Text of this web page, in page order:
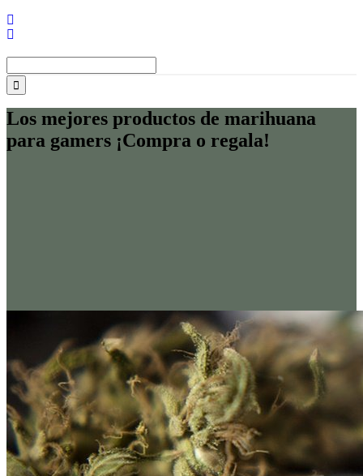
Los mejores productos de marihuana
para gamers ¡Compra o regala!